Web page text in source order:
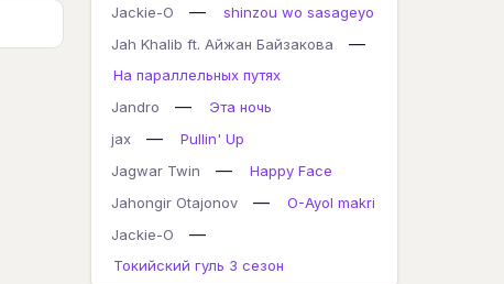
Jackie-O
—
shinzou wo sasageyo
Jah Khalib ft. Айжан Байзакова
—
На параллельных путях
Jandro
—
Эта ночь
jax
—
Pullin' Up
Jagwar Twin
—
Happy Face
Jahongir Otajonov
—
O-Ayol makri
Jackie-O
—
Токийский гуль 3 сезон